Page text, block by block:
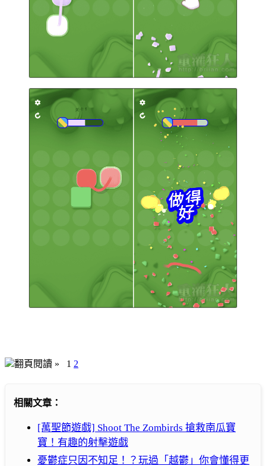
翻頁閱讀 » 1 2
相關文章：
[萬聖節遊戲] Shoot The Zombirds 搶救南瓜寶
寶！有趣的射擊遊戲
憂鬱症只因不知足！？玩過「越鬱」你會懂得更